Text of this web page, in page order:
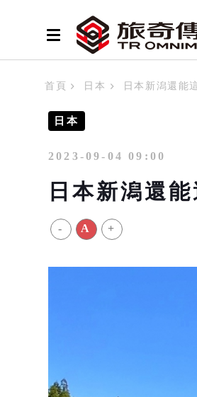
首頁 日本 日本新潟還能
日本
2023-09-04 09:00
日本新潟還
- A +